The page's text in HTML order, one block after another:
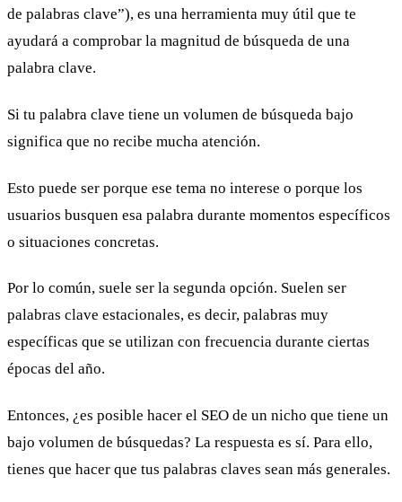
de palabras clave”), es una herramienta muy útil que te
ayudará a comprobar la magnitud de búsqueda de una
palabra clave.
Si tu palabra clave tiene un volumen de búsqueda bajo
significa que no recibe mucha atención.
Esto puede ser porque ese tema no interese o porque los
usuarios busquen esa palabra durante momentos específicos
o situaciones concretas.
Por lo común, suele ser la segunda opción. Suelen ser
palabras clave estacionales, es decir, palabras muy
específicas que se utilizan con frecuencia durante ciertas
épocas del año.
Entonces, ¿es posible hacer el SEO de un nicho que tiene un
bajo volumen de búsquedas? La respuesta es sí. Para ello,
tienes que hacer que tus palabras claves sean más generales.